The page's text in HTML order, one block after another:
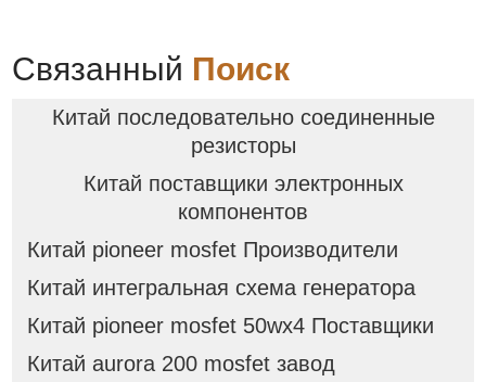
Связанный Поиск
Китай последовательно соединенные
резисторы
Китай поставщики электронных
компонентов
Китай pioneer mosfet Производители
Китай интегральная схема генератора
Китай pioneer mosfet 50wx4 Поставщики
Китай aurora 200 mosfet завод